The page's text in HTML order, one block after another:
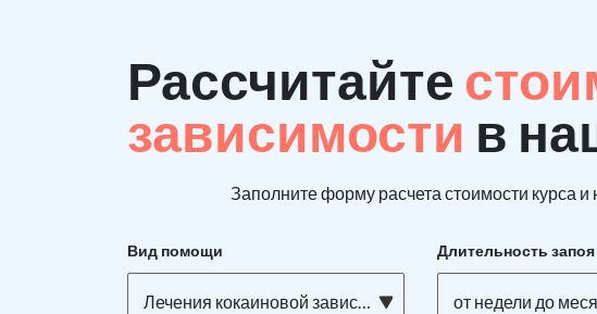
Рассчитайте
зависимости в
Заполните форму расчета стоимости курса
Вид помощи
Лечения кокаиновой зависимости
Длительность запоя
от недели до месяца